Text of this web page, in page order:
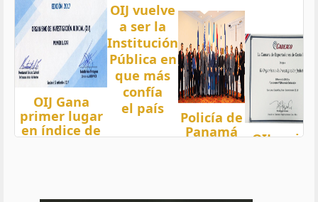
OIJ Gana
primer lugar
en índice de
OIJ vuelve
a ser la
Institución
Pública en
que más
confía
el país
Policía de
Panamá
OIJ mejor